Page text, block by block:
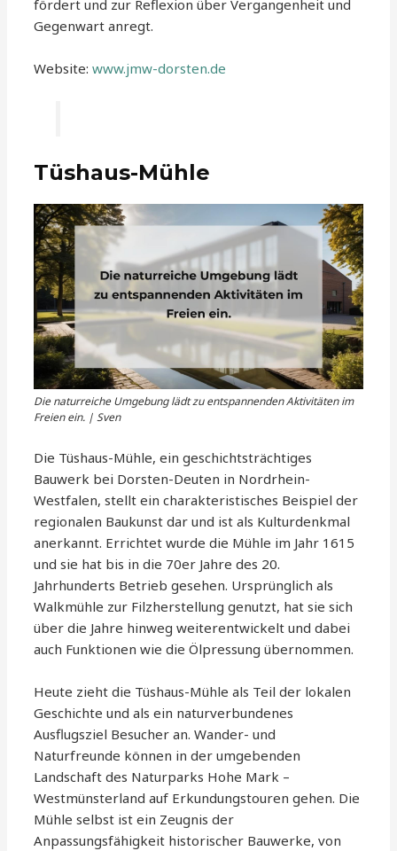
fördert und zur Reflexion über Vergangenheit und
Gegenwart anregt.
Website:www.jmw-dorsten.de
Tüshaus-Mühle
Die naturreiche Umgebung lädt zu entspannenden Aktivitäten im
Freien ein. | Sven
Die Tüshaus-Mühle, ein geschichtsträchtiges
Bauwerk bei Dorsten-Deuten in Nordrhein-
Westfalen, stellt ein charakteristisches Beispiel der
regionalen Baukunst dar und ist als Kulturdenkmal
anerkannt. Errichtet wurde die Mühle im Jahr 1615
und sie hat bis in die 70er Jahre des 20.
Jahrhunderts Betrieb gesehen. Ursprünglich als
Walkmühle zur Filzherstellung genutzt, hat sie sich
über die Jahre hinweg weiterentwickelt und dabei
auch Funktionen wie die Ölpressung übernommen.
Heute zieht die Tüshaus-Mühle als Teil der lokalen
Geschichte und als ein naturverbundenes
Ausflugsziel Besucher an. Wander- und
Naturfreunde können in der umgebenden
Landschaft des Naturparks Hohe Mark –
Westmünsterland auf Erkundungstouren gehen. Die
Mühle selbst ist ein Zeugnis der
Anpassungsfähigkeit historischer Bauwerke, von